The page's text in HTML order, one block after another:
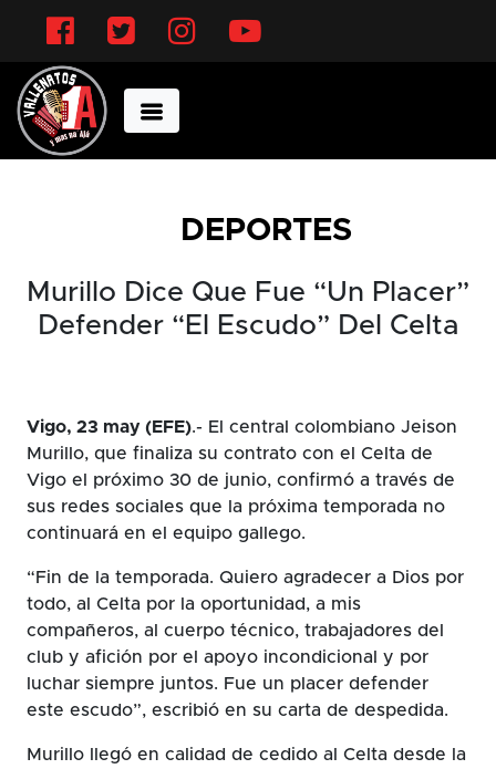
DEPORTES
Murillo Dice Que Fue “un Placer”
Defender “el Escudo” Del Celta
Vigo, 23 may (EFE).- El central colombiano Jeison
Murillo, que finaliza su contrato con el Celta de
Vigo el próximo 30 de junio, confirmó a través de
sus redes sociales que la próxima temporada no
continuará en el equipo gallego.
“Fin de la temporada. Quiero agradecer a Dios por
todo, al Celta por la oportunidad, a mis
compañeros, al cuerpo técnico, trabajadores del
club y afición por el apoyo incondicional y por
luchar siempre juntos. Fue un placer defender
este escudo”, escribió en su carta de despedida.
Murillo llegó en calidad de cedido al Celta desde la